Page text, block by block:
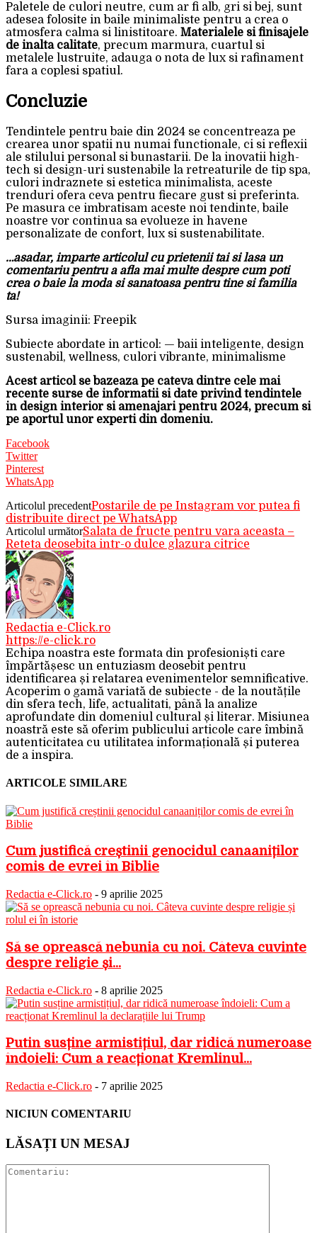
Paletele de culori neutre, cum ar fi alb, gri si bej, sunt
adesea folosite in baile minimaliste pentru a crea o
atmosfera calma si linistitoare. Materialele si finisajele
de inalta calitate, precum marmura, cuartul si
metalele lustruite, adauga o nota de lux si rafinament
fara a coplesi spatiul.
Concluzie
Tendintele pentru baie din 2024 se concentreaza pe
crearea unor spatii nu numai functionale, ci si reflexii
ale stilului personal si bunastarii. De la inovatii high-
tech si design-uri sustenabile la retreaturile de tip spa,
culori indraznete si estetica minimalista, aceste
trenduri ofera ceva pentru fiecare gust si preferinta.
Pe masura ce imbratisam aceste noi tendinte, baile
noastre vor continua sa evolueze in havene
personalizate de confort, lux si sustenabilitate.
…asadar, imparte articolul cu prietenii tai si lasa un
comentariu pentru a afla mai multe despre cum poti
crea o baie la moda si sanatoasa pentru tine si familia
ta!
Sursa imaginii: Freepik
Subiecte abordate in articol: — baii inteligente, design
sustenabil, wellness, culori vibrante, minimalisme
Acest articol se bazeaza pe cateva dintre cele mai
recente surse de informatii si date privind tendintele
in design interior si amenajari pentru 2024, precum si
pe aportul unor experti din domeniu.
Facebook
Twitter
Pinterest
WhatsApp
Articolul precedentPostarile de pe Instagram vor putea fi
distribuite direct pe WhatsApp
Articolul următorSalata de fructe pentru vara aceasta –
Reteta deosebita intr-o dulce glazura citrice
Redactia e-Click.ro
https://e-click.ro
Echipa noastra este formata din profesioniști care
împărtășesc un entuziasm deosebit pentru
identificarea și relatarea evenimentelor semnificative.
Acoperim o gamă variată de subiecte - de la noutățile
din sfera tech, life, actualitati, până la analize
aprofundate din domeniul cultural și literar. Misiunea
noastră este să oferim publicului articole care îmbină
autenticitatea cu utilitatea informațională și puterea
de a inspira.
ARTICOLE SIMILARE
Cum justifică creștinii genocidul canaaniților
comis de evrei în Biblie
Redactia e-Click.ro - 9 aprilie 2025
Să se oprească nebunia cu noi. Câteva cuvinte
despre religie și...
Redactia e-Click.ro - 8 aprilie 2025
Putin susține armistițiul, dar ridică numeroase
îndoieli: Cum a reacționat Kremlinul...
Redactia e-Click.ro - 7 aprilie 2025
NICIUN COMENTARIU
LĂSAȚI UN MESAJ